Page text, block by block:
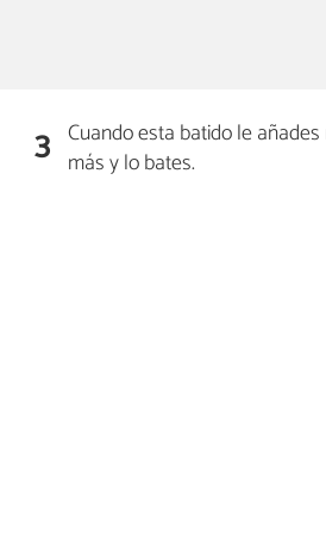
3 Cuando esta batido le
más y lo bates.